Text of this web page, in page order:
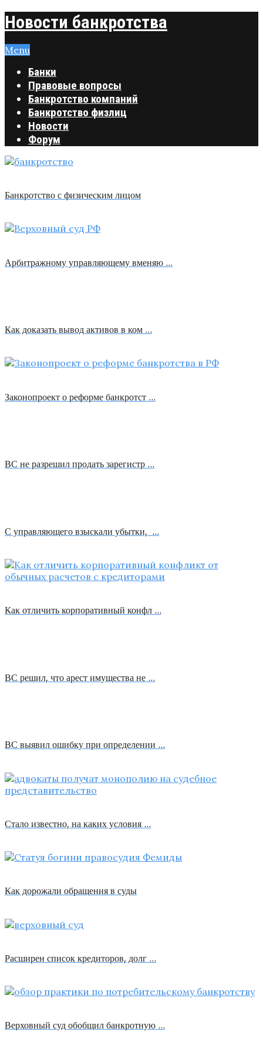
Новости банкротства
Menu
Банки
Правовые вопросы
Банкротство компаний
Банкротство физлиц
Новости
Форум
Банкротство с физическим лицом
Арбитражному управляющему вменяю …
Как доказать вывод активов в ком …
Законопроект о реформе банкротст …
ВС не разрешил продать зарегистр …
С управляющего взыскали убытки, …
Как отличить корпоративный конфл …
ВС решил, что арест имущества не …
ВС выявил ошибку при определении …
Стало известно, на каких условия …
Как дорожали обращения в суды
Расширен список кредиторов, долг …
Верховный суд обобщил банкротную …